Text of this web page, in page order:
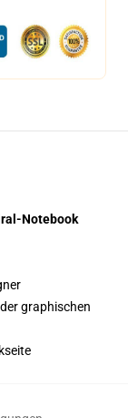
Notebook
graphischen